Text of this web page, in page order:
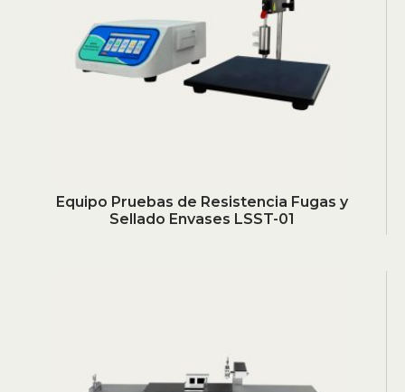
Equipo Pruebas de Resistencia Fugas y
Sellado Envases LSST-01